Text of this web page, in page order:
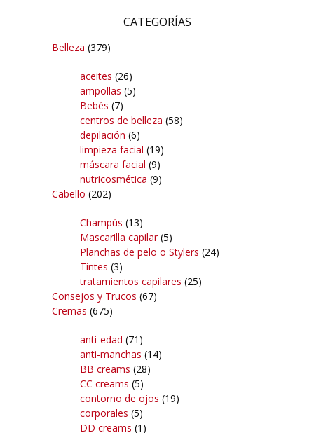
CATEGORÍAS
Belleza (379)
aceites (26)
ampollas (5)
Bebés (7)
centros de belleza (58)
depilación (6)
limpieza facial (19)
máscara facial (9)
nutricosmética (9)
Cabello (202)
Champús (13)
Mascarilla capilar(5)
Planchas de pelo o Stylers (24)
Tintes (3)
tratamientos capilares (25)
Consejos y Trucos (67)
Cremas (675)
anti-edad (71)
anti-manchas (14)
BB creams (28)
CC creams (5)
contorno de ojos (19)
corporales (5)
DD creams (1)